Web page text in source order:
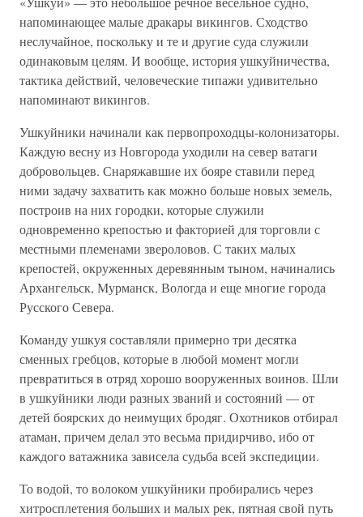
напоминающее малые дракары викингов. Сходство
неслучайное, поскольку и те и другие суда служили
одинаковым целям. И вообще, история ушкуйничества,
тактика действий, человеческие типажи удивительно
напоминают викингов.
Ушкуйники начинали как первопроходцы-колонизаторы.
Каждую весну из Новгорода уходили на север ватаги
добровольцев. Снаряжавшие их бояре ставили перед
ними задачу захватить как можно больше новых земель,
построив на них городки, которые служили
одновременно крепостью и факторией для торговли с
местными племенами звероловов. С таких малых
крепостей, окруженных деревянным тыном, начинались
Архангельск, Мурманск, Вологда и еще многие города
Русского Севера.
Команду ушкуя составляли примерно три десятка
сменных гребцов, которые в любой момент могли
превратиться в отряд хорошо вооруженных воинов. Шли
в ушкуйники люди разных званий и состояний — от
детей боярских до неимущих бродяг. Охотников отбирал
атаман, причем делал это весьма придирчиво, ибо от
каждого ватажника зависела судьба всей экспедиции.
То водой, то волоком ушкуйники пробирались через
хитросплетения больших и малых рек, пятная свой путь